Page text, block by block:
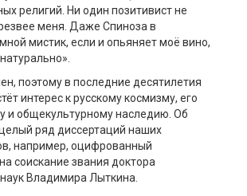
религий. Ни один позитивист не
меня. Даже Спиноза в
мистик, если и опьяняет моё вино,
поэтому в последние десятилетия
интерес к русскому космизму, его
и общекультурному наследию. Об
ряд диссертаций наших
например, оцифрованный
соискание звания доктора
Владимира Лыткина.